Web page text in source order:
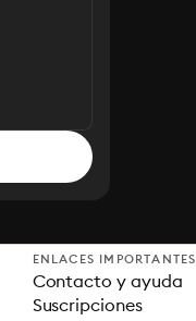
ENLACES IMPORTANTES
Contacto y ayuda
Suscripciones